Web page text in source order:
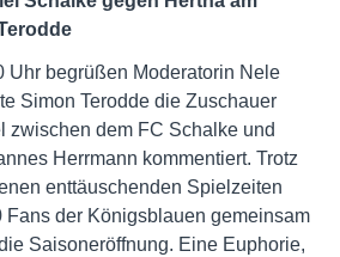
Uhr begrüßen Moderatorin Nele
Simon Terodde die Zuschauer
zwischen dem FC Schalke und
Herrmann kommentiert. Trotz
enttäuschenden Spielzeiten
Fans der Königsblauen gemeinsam
Saisoneröffnung. Eine Euphorie,